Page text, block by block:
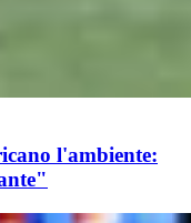
l'ambiente: